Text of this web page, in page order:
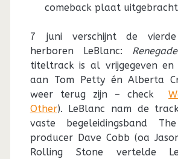
comeback plaat
7 juni verschijnt de
herboren LeBlanc: Renegade
titeltrack is al vrijgegeven en
aan Tom Petty én Alberta
weer terug zijn – check
Other). LeBlanc nam de
vaste begeleidingsband
producer Dave Cobb (oa
Rolling Stone vertelde